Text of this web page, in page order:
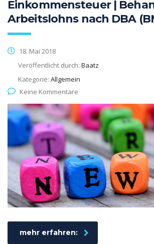
Einkommensteuer |
Arbeitslohns nach DBA
18. Mai 2018
Veröffentlicht durch: Baatz
Kategorie: Allgemein
Keine Kommentare
mehr erfahren: